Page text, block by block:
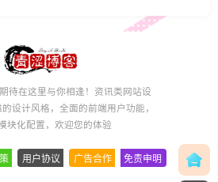
待在这里与你相逢！资讯类网站设
设计风格，全面的前端用户功能，
块化配置，欢迎您的体验
用户协议 广告合作 免责申明